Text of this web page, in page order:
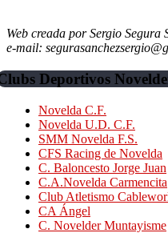
Web creada por Sergio Segura
e-mail:
Deportivos
Novelda C.F.
Novelda U.D. C.F.
SMM Novelda F.S.
CFS Racing de Novelda
C. Baloncesto Jorge Juan
C.A.Novelda Carmencita
Club Atletismo
CA Ángel
C. Novelder Muntayisme